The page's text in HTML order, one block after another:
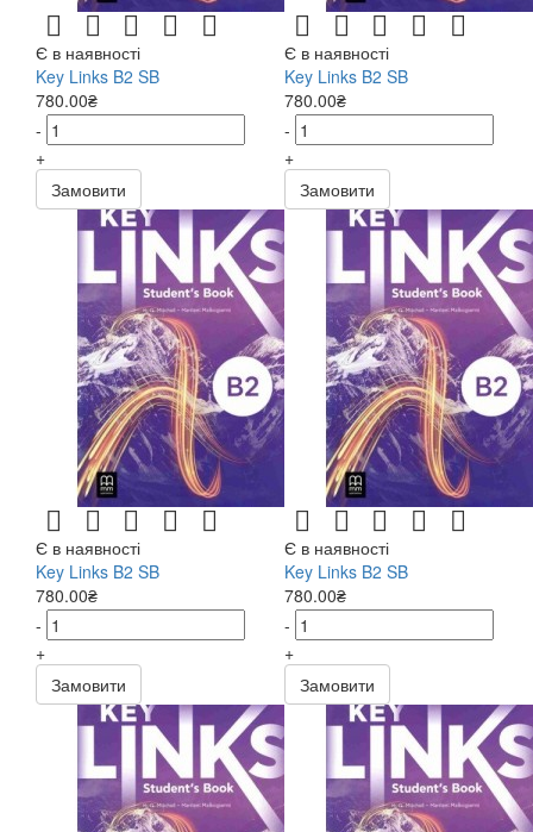
Є в наявності
Key Links B2 SB
780.00₴
-
+
Замовити
Є в наявності
Key Links B2 SB
780.00₴
-
+
Замовити
Є в наявності
Key Links B2 SB
780.00₴
-
+
Замовити
Є в наявності
Key Links B2 SB
780.00₴
-
+
Замовити